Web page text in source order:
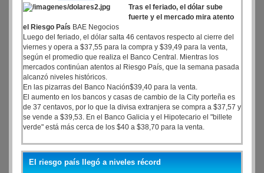
Tras el feriado, el dólar sube
fuerte y el mercado mira atento
el Riesgo País BAE Negocios
Luego del feriado, el dólar salta 46 centavos respecto al cierre del
viernes y opera a $37,55 para la compra y $39,49 para la venta,
según el promedio que realiza el Banco Central. Mientras los
mercados continúan atentos al Riesgo País, que la semana pasada
alcanzó niveles históricos.
En las pizarras del Banco Nación$39,40 para la venta.
El aumento en los bancos y casas de cambio de la City porteña es
de 37 centavos, por lo que la divisa extranjera se compra a $37,57 y
se vende a $39,53. En el Banco Galicia y el Hipotecario el "billete
verde" está más cerca de los $40 a $38,70 para la venta.
El riesgo país llegó a niveles récord